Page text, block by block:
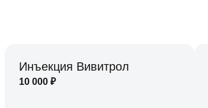
Инъекция Вивитрол
10 000 ₽